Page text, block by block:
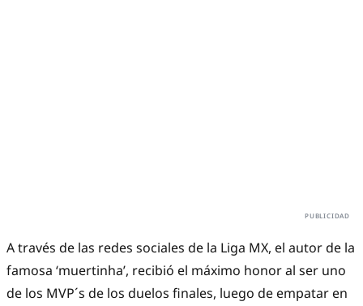
A través de las redes sociales de la Liga MX, el autor de la
famosa ‘muertinha’, recibió el máximo honor al ser uno
de los MVP´s de los duelos finales, luego de empatar en